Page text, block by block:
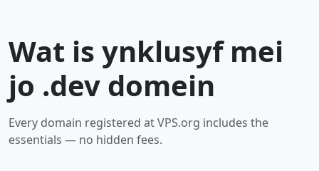
Wat is ynklusyf mei
jo .dev domein
Every domain registered at VPS.org includes the
essentials — no hidden fees.